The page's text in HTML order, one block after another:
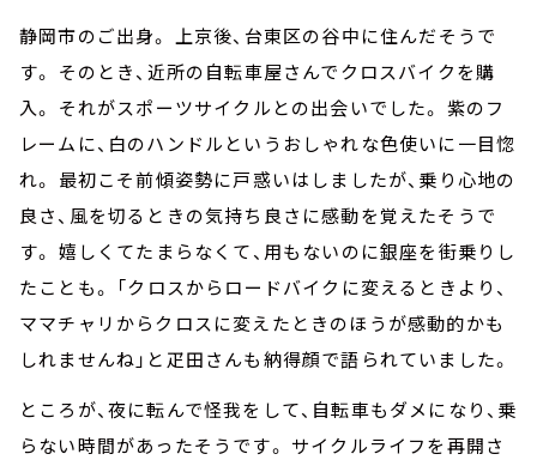
静岡市のご出身。 上京後、台東区の谷中に住んだそうで
す。 そのとき、近所の自転車屋さんでクロスバイクを購
入。 それがスポーツサイクルとの出会いでした。 紫のフ
レームに、白のハンドルというおしゃれな色使いに一目惚
れ。 最初こそ前傾姿勢に戸惑いはしましたが、乗り心地の
良さ、風を切るときの気持ち良さに感動を覚えたそうで
す。 嬉しくてたまらなくて、用もないのに銀座を街乗りし
たことも。 「クロスからロードバイクに変えるときより、
ママチャリからクロスに変えたときのほうが感動的かも
しれませんね」と疋田さんも納得顔で語られていました。
ところが、夜に転んで怪我をして、自転車もダメになり、乗
らない時間があったそうです。 サイクルライフを再開さ